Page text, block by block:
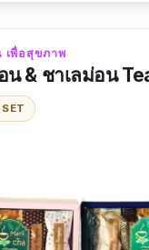
าให้อย่างดีเลยค่ะ
ก พนักงานส่งให้ถึงมือ
เพื่อสุขภาพ
& ชาเลม่อน